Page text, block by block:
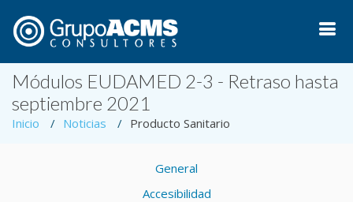
Módulos EUDAMED 2-3 - Retraso hasta
septiembre 2021
Inicio Noticias Producto Sanitario
General
Accesibilidad